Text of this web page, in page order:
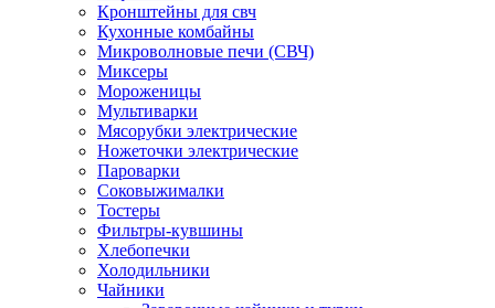
Кронштейны для свч
Кухонные комбайны
Микроволновые печи (СВЧ)
Миксеры
Мороженицы
Мультиварки
Мясорубки электрические
Ножеточки электрические
Пароварки
Соковыжималки
Тостеры
Фильтры-кувшины
Хлебопечки
Холодильники
Чайники